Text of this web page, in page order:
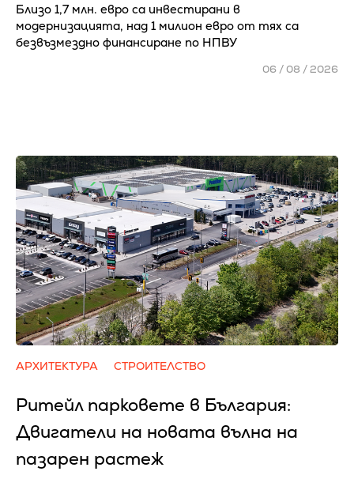
Близо 1,7 млн. евро са инвестирани в
модернизацията, над 1 милион евро от тях са
безвъзмездно финансиране по НПВУ
06 / 08 / 2026
АРХИТЕКТУРА СТРОИТЕЛСТВО
Ритейл парковете в България:
Двигатели на новата вълна на
пазарен растеж